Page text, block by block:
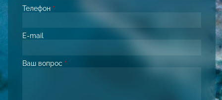
Телефон *
E-mail
Ваш вопрос *